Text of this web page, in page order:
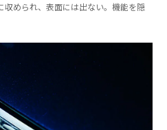
収められ、表面には出ない。機能を隠